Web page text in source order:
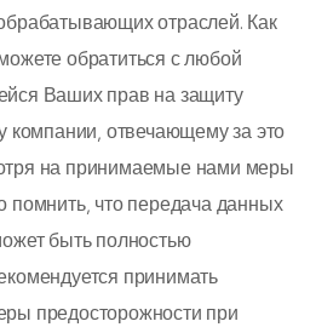
отраслей. Как
обратиться с любой
Ваших прав на защиту
компании, отвечающему за это
на принимаемые нами меры
помнить, что передача данных
быть полностью
принимать
предосторожности при